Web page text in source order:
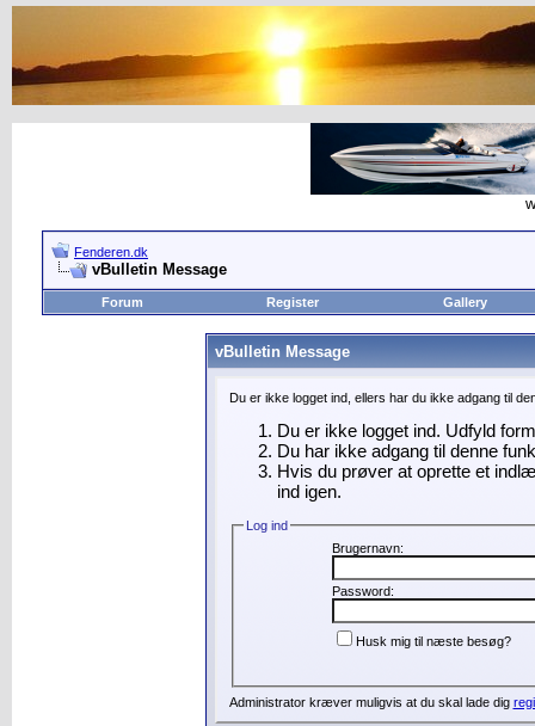
Fenderen.dk
vBulletin Message
Forum Register Gallery
vBulletin Message
Du er ikke logget ind, ellers har du ikke adgang til
Du er ikke logget ind. Udfyld
Du har ikke adgang til denne
Hvis du prøver at oprette et
ind igen.
Log ind
Brugernavn:
Password:
Husk mig til næste besøg?
Administrator kræver muligvis at du skal lade dig